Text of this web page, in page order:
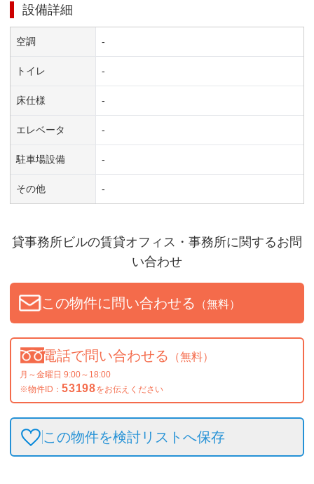
設備詳細
空調 -
トイレ -
床仕様 -
エレベータ -
駐車場設備 -
その他 -
貸事務所ビルの賃貸オフィス・事務所に関するお問
い合わせ
この物件に問い合わせる （無料）
電話で問い合わせる （無料）
月～金曜日 9:00～18:00
※物件ID： 53198をお伝えください
この物件を検討リストへ保存